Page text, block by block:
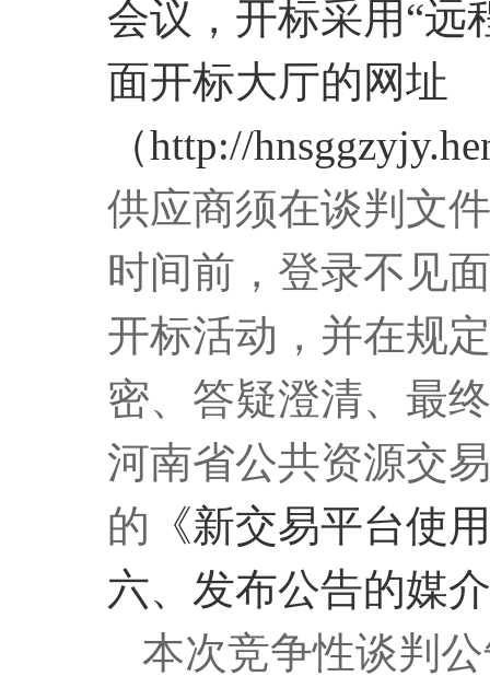
会议，开标采用“远
面开标大厅的网址
（http://
供应商须在谈判文
时间前，登录不见
开标活动，并在规
密、答疑澄清、最
河南省公共资源交
的 《新交易平台使
六、发布公告的媒
本次竞争性谈判